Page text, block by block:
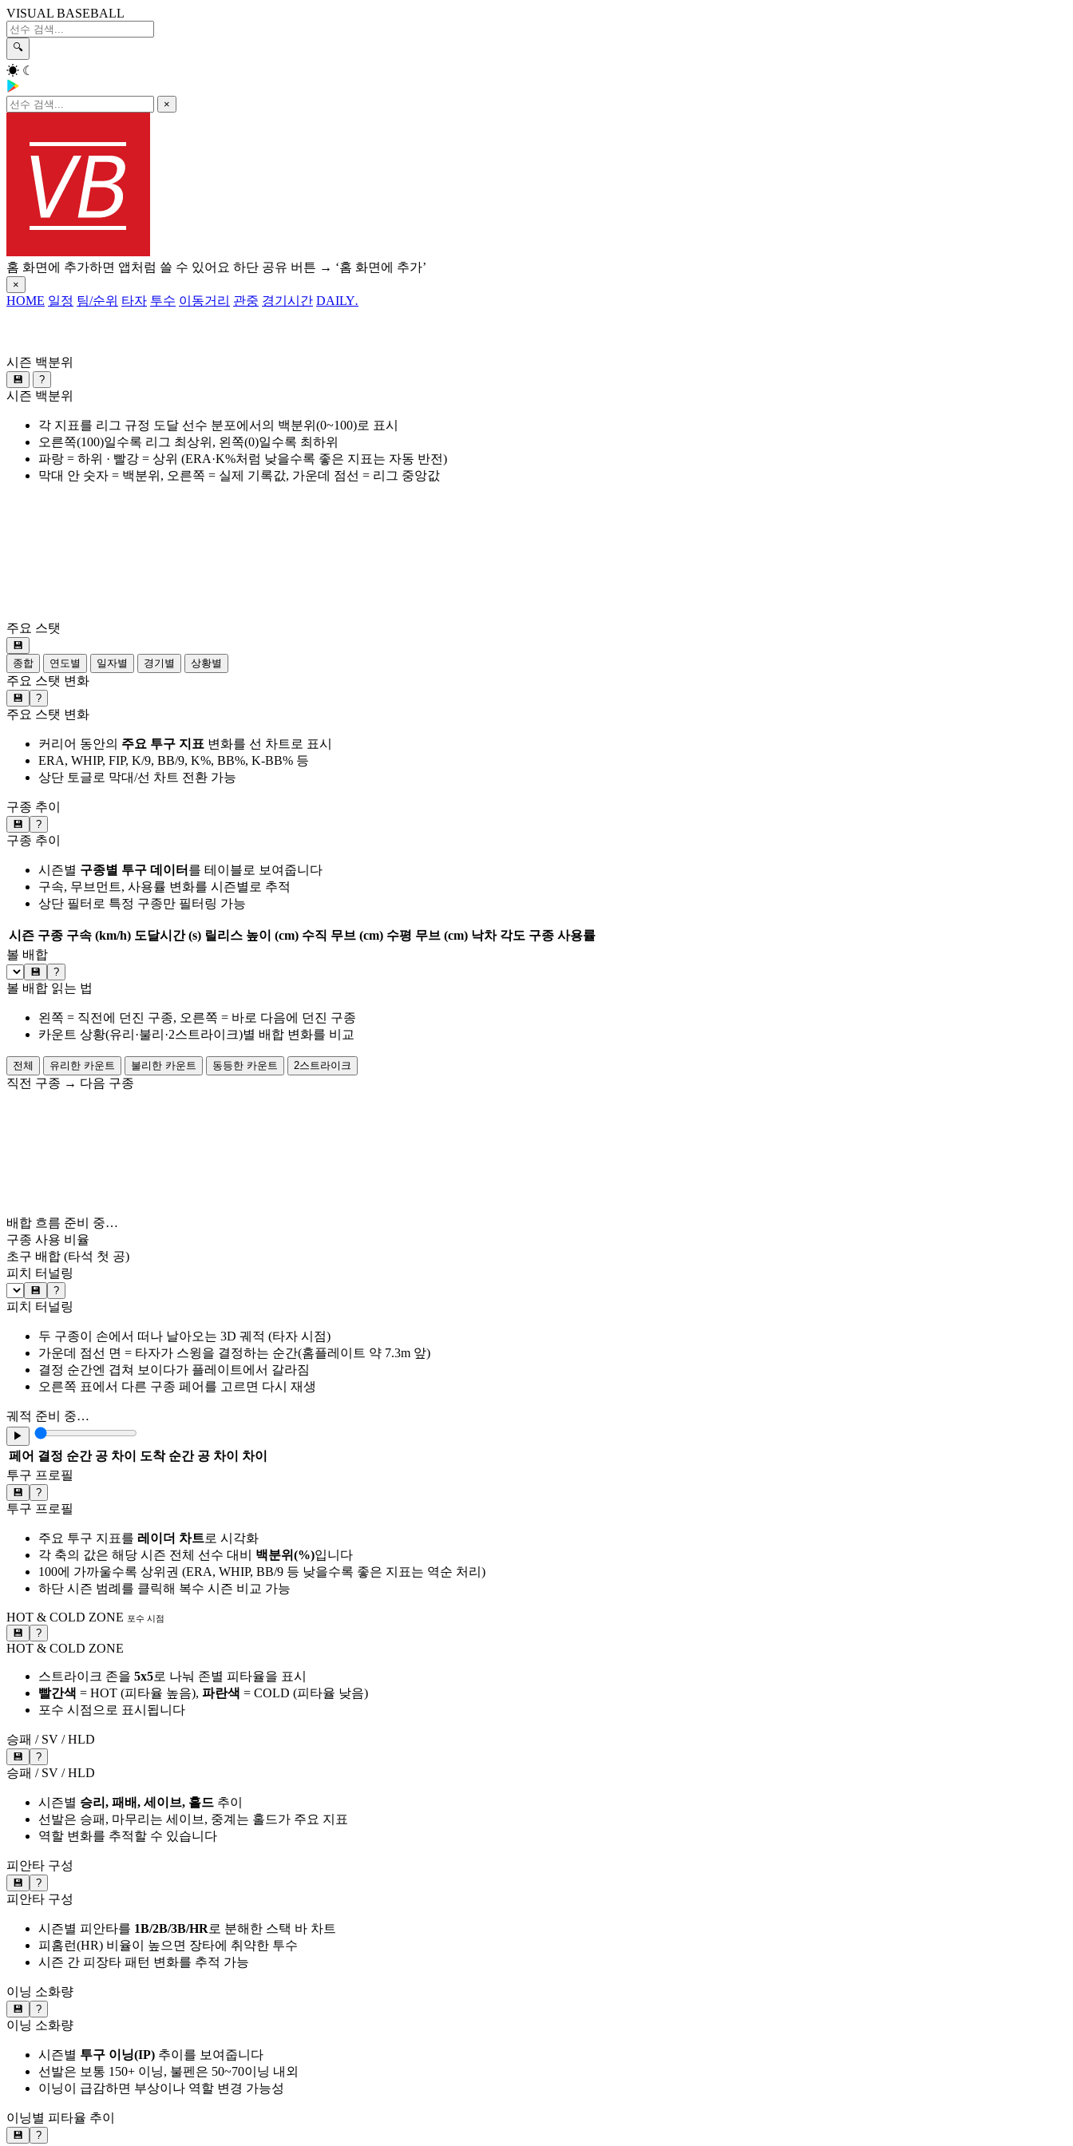
VISUAL BASEBALL
🔍
☀ ☾
×
홈 화면에 추가하면 앱처럼 쓸 수 있어요 하단 공유 버튼 → ‘홈 화면에 추가’
×
HOME 일정 팀/순위 타자 투수 이동거리 관중 경기시간 DAILY.
시즌 백분위
💾 ?
시즌 백분위
각 지표를 리그 규정 도달 선수 분포에서의 백분위(0~100)로 표시
오른쪽(100)일수록 리그 최상위, 왼쪽(0)일수록 최하위
파랑 = 하위 · 빨강 = 상위 (ERA·K%처럼 낮을수록 좋은 지표는 자동 반전)
막대 안 숫자 = 백분위, 오른쪽 = 실제 기록값, 가운데 점선 = 리그 중앙값
주요 스탯
💾
종합
연도별 일자별 경기별 상황별
주요 스탯 변화
💾 ?
주요 스탯 변화
커리어 동안의 주요 투구 지표 변화를 선 차트로 표시
ERA, WHIP, FIP, K/9, BB/9, K%, BB%, K-BB% 등
상단 토글로 막대/선 차트 전환 가능
구종 추이
💾 ?
구종 추이
시즌별 구종별 투구 데이터 를 테이블로 보여줍니다
구속, 무브먼트, 사용률 변화를 시즌별로 추적
상단 필터로 특정 구종만 필터링 가능
시즌 구종 구속 (km/h) 도달시간 (s) 릴리스 높이 (cm) 수직 무브 (cm) 수평 무브 (cm) 낙차 각도 구종 사용률
볼 배합
💾 ?
볼 배합 읽는 법
왼쪽 = 직전에 던진 구종, 오른쪽 = 바로 다음에 던진 구종
카운트 상황(유리·불리·2스트라이크)별 배합 변화를 비교
전체 유리한 카운트 불리한 카운트 동등한 카운트 2스트라이크
직전 구종 → 다음 구종
배합 흐름 준비 중…
구종 사용 비율
초구 배합 (타석 첫 공)
피치 터널링
💾 ?
피치 터널링
두 구종이 손에서 떠나 날아오는 3D 궤적 (타자 시점)
가운데 점선 면 = 타자가 스윙을 결정하는 순간(홈플레이트 약 7.3m 앞)
결정 순간엔 겹쳐 보이다가 플레이트에서 갈라짐
오른쪽 표에서 다른 구종 페어를 고르면 다시 재생
궤적 준비 중…
▶
페어 결정 순간 공 차이 도착 순간 공 차이
차이
투구 프로필
💾 ?
투구 프로필
주요 투구 지표를 레이더 차트로 시각화
각 축의 값은 해당 시즌 전체 선수 대비 백분위(%)입니다
100에 가까울수록 상위권 (ERA, WHIP, BB/9 등 낮을수록 좋은 지표는 역순 처리)
하단 시즌 범례를 클릭해 복수 시즌 비교 가능
HOT & COLD ZONE 포수 시점
💾 ?
HOT & COLD ZONE
스트라이크 존을 5x5로 나눠 존별 피타율을 표시
빨간색 = HOT (피타율 높음), 파란색 = COLD (피타율 낮음)
포수 시점으로 표시됩니다
승패 / SV / HLD
💾 ?
승패 / SV / HLD
시즌별 승리, 패배, 세이브, 홀드 추이
선발은 승패, 마무리는 세이브, 중계는 홀드가 주요 지표
역할 변화를 추적할 수 있습니다
피안타 구성
💾 ?
피안타 구성
시즌별 피안타를 1B/2B/3B/HR로 분해한 스택 바 차트
피홈런(HR) 비율이 높으면 장타에 취약한 투수
시즌 간 피장타 패턴 변화를 추적 가능
이닝 소화량
💾 ?
이닝 소화량
시즌별 투구 이닝(IP) 추이를 보여줍니다
선발은 보통 150+ 이닝, 불펜은 50~70이닝 내외
이닝이 급감하면 부상이나 역할 변경 가능성
이닝별 피타율 추이
💾 ?